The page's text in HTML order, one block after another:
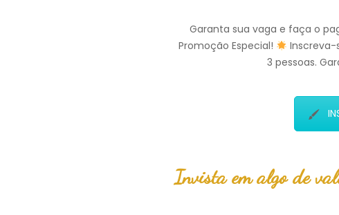
Garanta sua vaga e faça o
Promoção Especial!
Inscreva-
3 pessoas.
Invista em algo de